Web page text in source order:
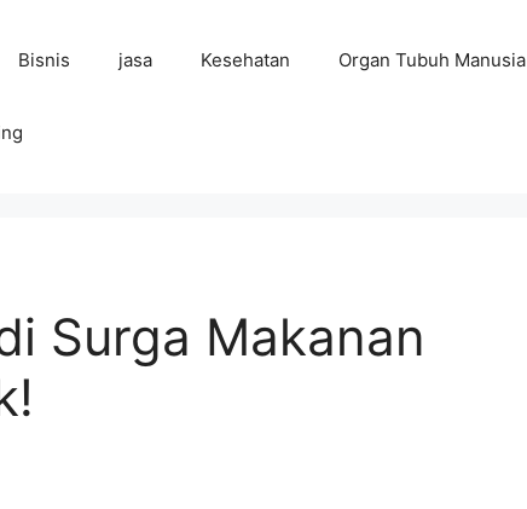
Bisnis jasa Kesehatan Organ Tubuh Manusia
Surga Makanan